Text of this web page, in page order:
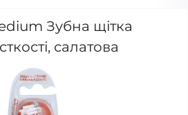
Зубна щітка
салатова